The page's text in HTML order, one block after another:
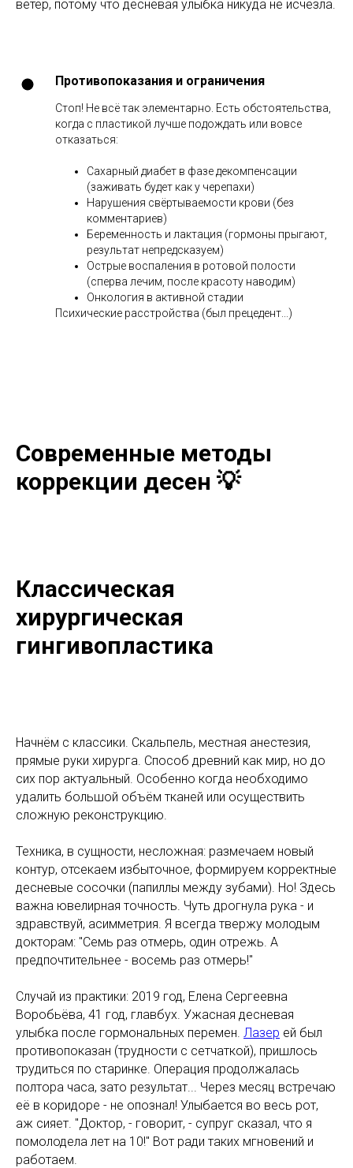
ветер, потому что десневая улыбка никуда не исчезла.
Противопоказания и ограничения
Стоп! Не всё так элементарно. Есть обстоятельства,
когда с пластикой лучше подождать или вовсе
отказаться:
Сахарный диабет в фазе декомпенсации
(заживать будет как у черепахи)
Нарушения свёртываемости крови (без
комментариев)
Беременность и лактация (гормоны прыгают,
результат непредсказуем)
Острые воспаления в ротовой полости
(сперва лечим, после красоту наводим)
Онкология в активной стадии
Психические расстройства (был прецедент...)
Современные методы
коррекции десен 💡
Классическая
хирургическая
гингивопластика
Начнём с классики. Скальпель, местная анестезия,
прямые руки хирурга. Способ древний как мир, но до
сих пор актуальный. Особенно когда необходимо
удалить большой объём тканей или осуществить
сложную реконструкцию.
Техника, в сущности, несложная: размечаем новый
контур, отсекаем избыточное, формируем корректные
десневые сосочки (папиллы между зубами). Но! Здесь
важна ювелирная точность. Чуть дрогнула рука - и
здравствуй, асимметрия. Я всегда твержу молодым
докторам: "Семь раз отмерь, один отрежь. А
предпочтительнее - восемь раз отмерь!"
Случай из практики: 2019 год, Елена Сергеевна
Воробьёва, 41 год, главбух. Ужасная десневая
улыбка после гормональных перемен. Лазер ей был
противопоказан (трудности с сетчаткой), пришлось
трудиться по старинке. Операция продолжалась
полтора часа, зато результат... Через месяц встречаю
её в коридоре - не опознал! Улыбается во весь рот,
аж сияет. "Доктор, - говорит, - супруг сказал, что я
помолодела лет на 10!" Вот ради таких мгновений и
работаем.